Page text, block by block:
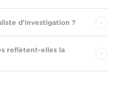
d’investigation ?
reflètent-elles la